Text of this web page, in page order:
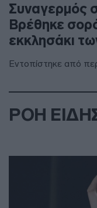
Συναγερμός
Βρέθηκε
εκκλησάκι
Εντοπίστηκε από
ΡΟΗ